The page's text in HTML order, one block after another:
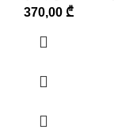
370,00 ₾